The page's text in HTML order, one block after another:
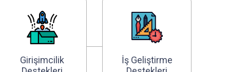
Girişimcilik
İş Geliştirme